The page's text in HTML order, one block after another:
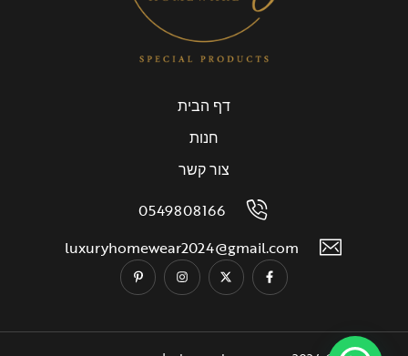
דף הבית
חנות
צור קשר
0549808166
luxuryhomewear2024@gmail.com